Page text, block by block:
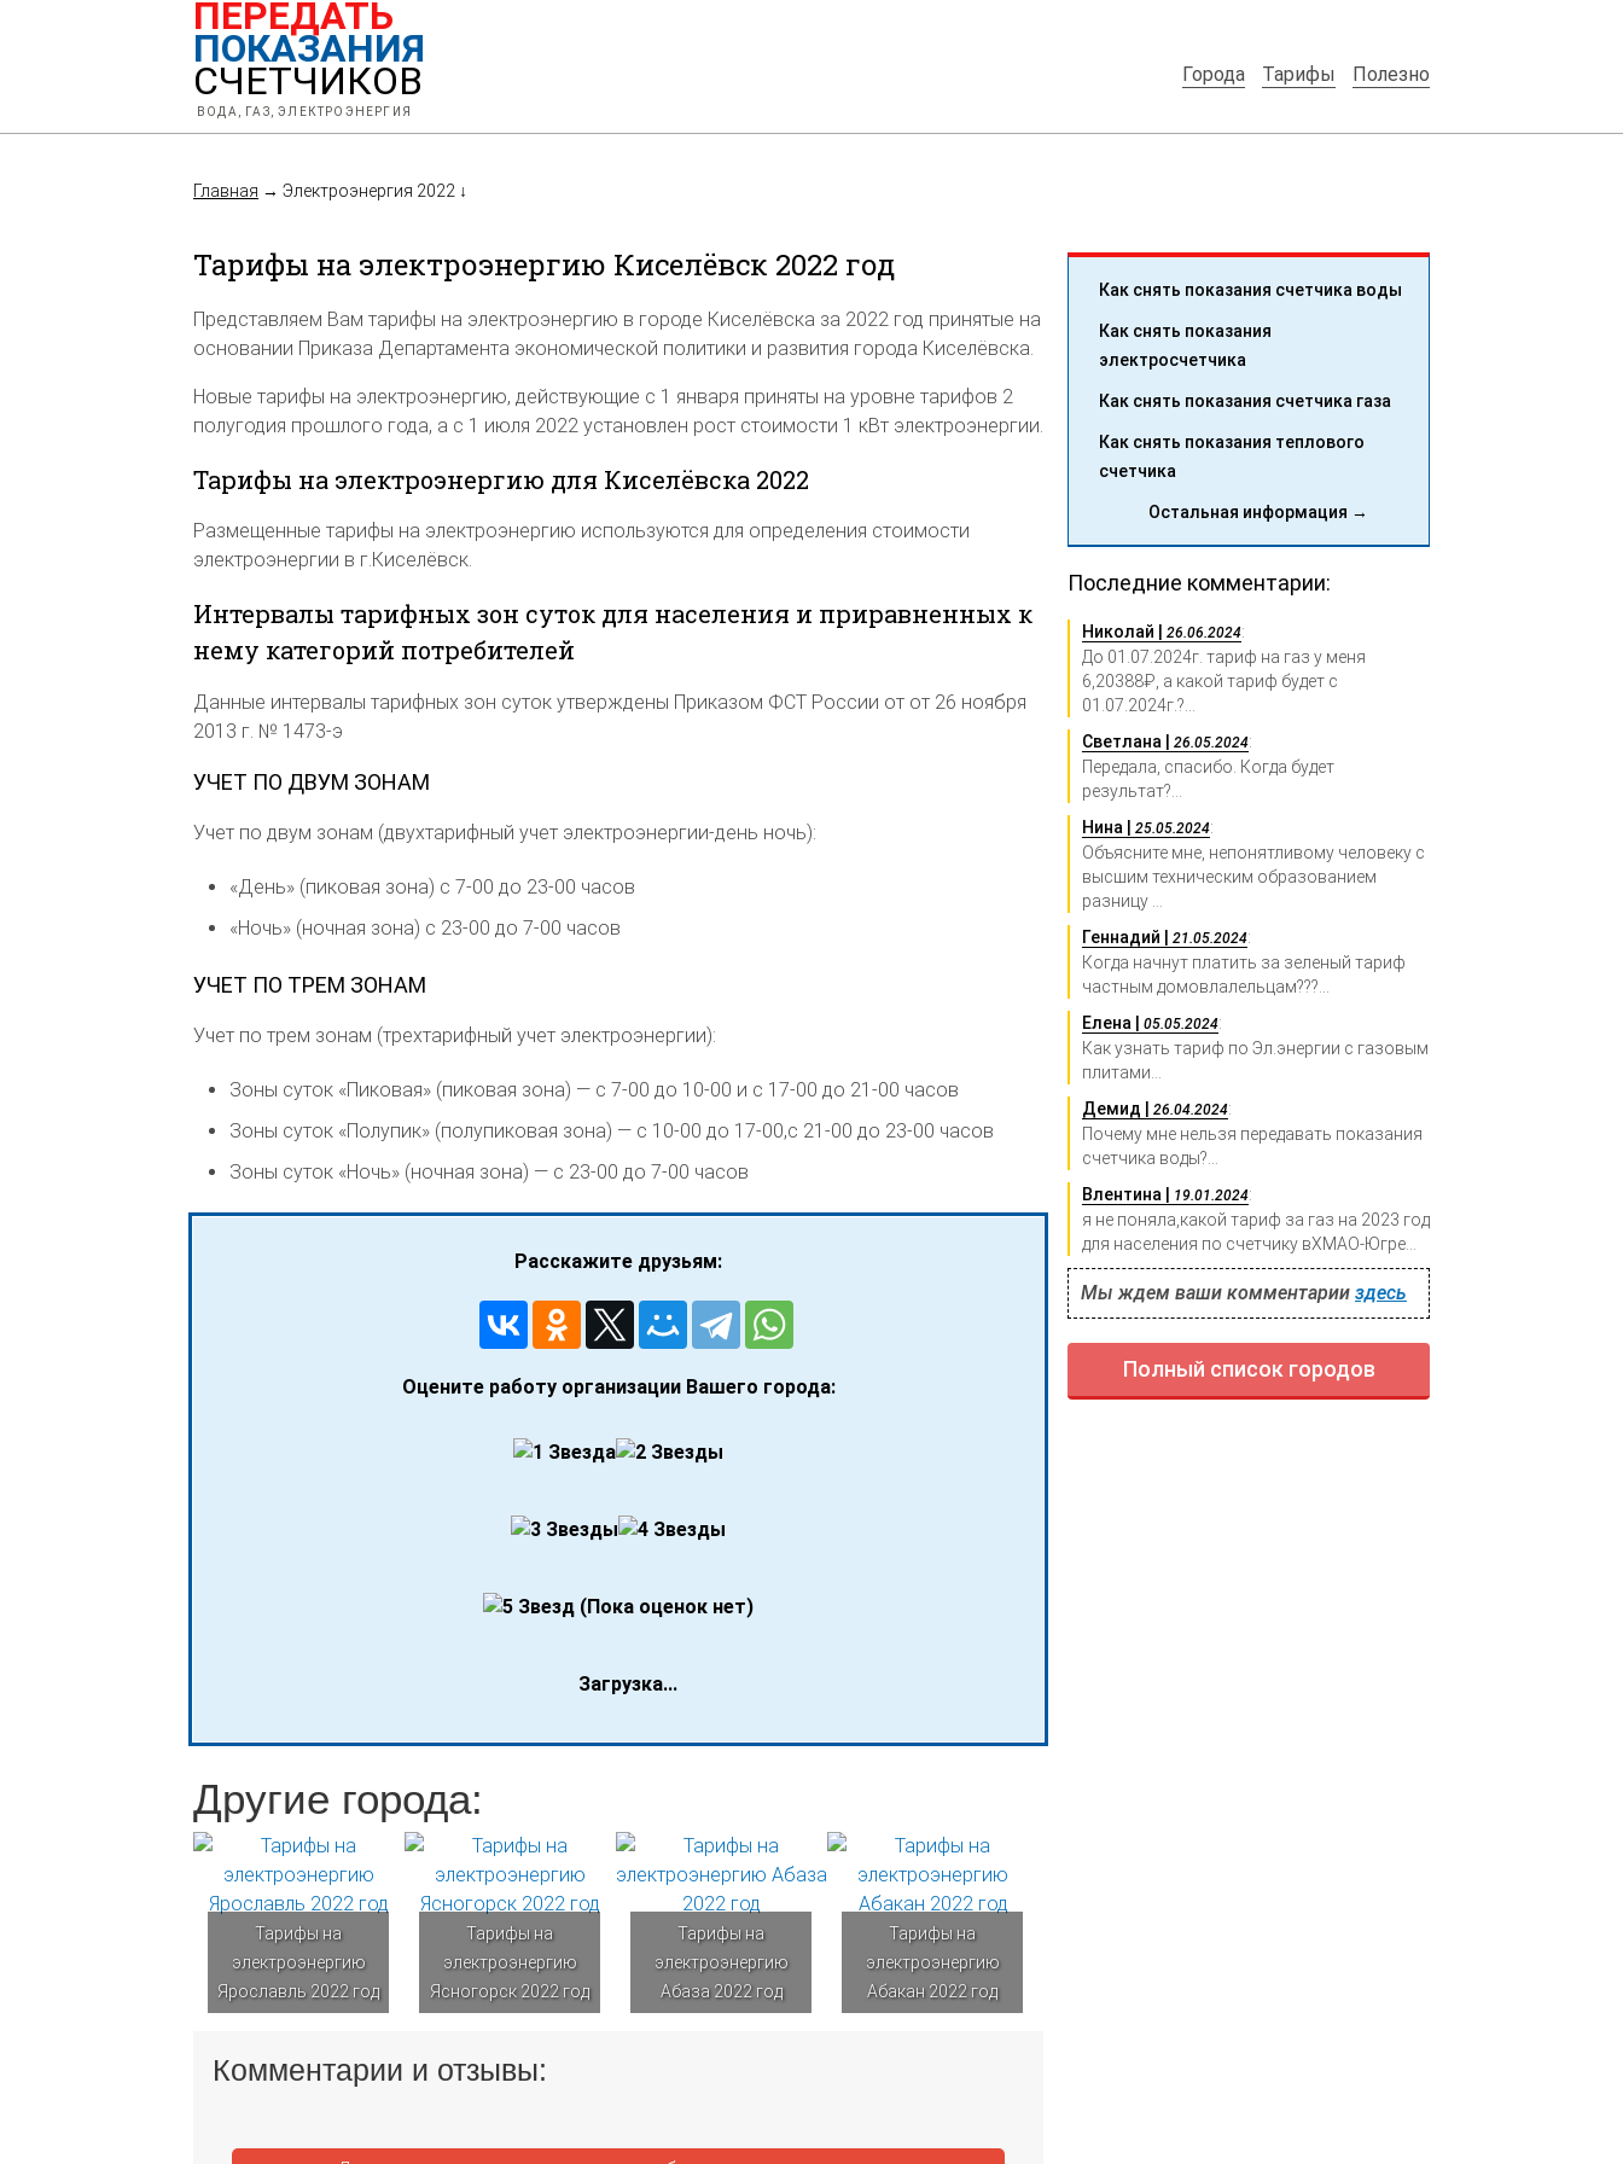
ПЕРЕДАТЬ
ПОКАЗАНИЯ
СЧЕТЧИКОВ
ВОДА, ГАЗ, ЭЛЕКТРОЭНЕРГИЯ
Города Тарифы Полезно
Главная → Электроэнергия 2022 ↓
Тарифы на электроэнергию Киселёвск 2022 год
Представляем Вам тарифы на электроэнергию в городе Киселёвска за 2022 год принятые на
основании Приказа Департамента экономической политики и развития города Киселёвска.
Новые тарифы на электроэнергию, действующие с 1 января приняты на уровне тарифов 2
полугодия прошлого года, а с 1 июля 2022 установлен рост стоимости 1 кВт электроэнергии.
Тарифы на электроэнергию для Киселёвска 2022
Размещенные тарифы на электроэнергию используются для определения стоимости
электроэнергии в г.Киселёвск.
Интервалы тарифных зон суток для населения и приравненных к
нему категорий потребителей
Данные интервалы тарифных зон суток утверждены Приказом ФСТ России от от 26 ноября
2013 г. № 1473-э
УЧЕТ ПО ДВУМ ЗОНАМ
Учет по двум зонам (двухтарифный учет электроэнергии-день ночь):
«День» (пиковая зона) с 7-00 до 23-00 часов
«Ночь» (ночная зона) с 23-00 до 7-00 часов
УЧЕТ ПО ТРЕМ ЗОНАМ
Учет по трем зонам (трехтарифный учет электроэнергии):
Зоны суток «Пиковая» (пиковая зона) — с 7-00 до 10-00 и с 17-00 до 21-00 часов
Зоны суток «Полупик» (полупиковая зона) — с 10-00 до 17-00,с 21-00 до 23-00 часов
Зоны суток «Ночь» (ночная зона) — с 23-00 до 7-00 часов
Расскажите друзьям:
Оцените работу организации Вашего города:
(Пока оценок нет)
Загрузка...
Другие города:
Тарифы на
электроэнергию
Ярославль 2022 год
Тарифы на
электроэнергию
Ясногорск 2022 год
Тарифы на
электроэнергию
Абаза 2022 год
Тарифы на
электроэнергию
Абакан 2022 год
Комментарии и отзывы:
Как снять показания счетчика воды
Как снять показания
электросчетчика
Как снять показания счетчика газа
Как снять показания теплового
счетчика
Остальная информация →
Последние комментарии:
Николай | 26.06.2024:
До 01.07.2024г. тариф на газ у меня
6,20388₽, а какой тариф будет с
01.07.2024г.?...
Светлана | 26.05.2024:
Передала, спасибо. Когда будет
результат?...
Нина | 25.05.2024:
Объясните мне, непонятливому человеку с
высшим техническим образованием
разницу ...
Геннадий | 21.05.2024:
Когда начнут платить за зеленый тариф
частным домовлалельцам???...
Елена | 05.05.2024:
Как узнать тариф по Эл.энергии с газовым
плитами...
Демид | 26.04.2024:
Почему мне нельзя передавать показания
счетчика воды?...
Влентина |
19.01.2024:
я не поняла,какой тариф за газ на 2023 год
для населения по счетчику вХМАО-Югре...
Мы ждем ваши комментарии здесь
Полный список городов